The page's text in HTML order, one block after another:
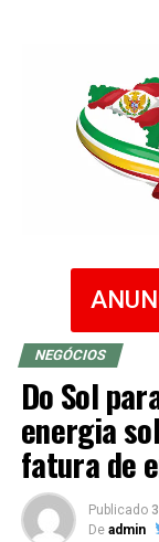
NEGÓCIOS
Do Sol
energia
fatura de
Publicado
De admin